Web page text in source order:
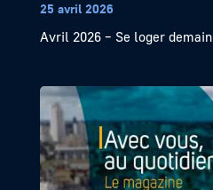
25 avril 2026
Avril 2026 – Se loger demain